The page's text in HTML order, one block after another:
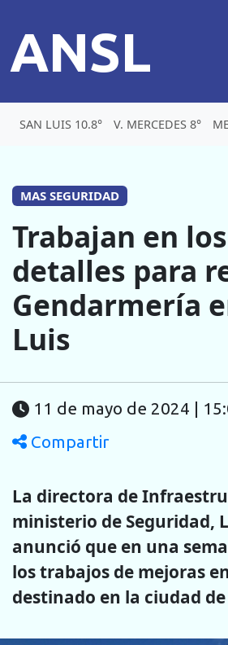
ANSL
SAN LUIS 10.8° V. MERCEDES 8°
MAS SEGURIDAD
Trabajan en
detalles para
Gendarmería
Luis
11 de mayo de 2024 |
Compartir
La directora de
ministerio de Seguridad,
anunció que en una
los trabajos de mejoras
destinado en la ciudad